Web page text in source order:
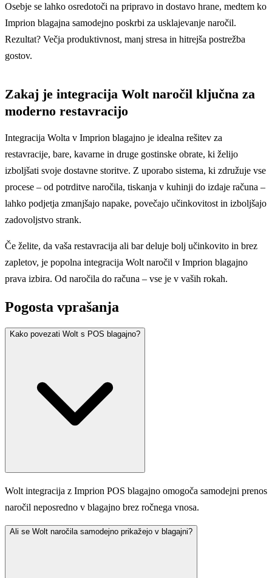
Osebje se lahko osredotoči na pripravo in dostavo hrane, medtem ko
Imprion blagajna samodejno poskrbi za usklajevanje naročil.
Rezultat? Večja produktivnost, manj stresa in hitrejša postrežba
gostov.
Zakaj je integracija Wolt naročil ključna za
moderno restavracijo
Integracija Wolta v Imprion blagajno je idealna rešitev za
restavracije, bare, kavarne in druge gostinske obrate, ki želijo
izboljšati svoje dostavne storitve. Z uporabo sistema, ki združuje vse
procese – od potrditve naročila, tiskanja v kuhinji do izdaje računa –
lahko podjetja zmanjšajo napake, povečajo učinkovitost in izboljšajo
zadovoljstvo strank.
Če želite, da vaša restavracija ali bar deluje bolj učinkovito in brez
zapletov, je popolna integracija Wolt naročil v Imprion blagajno
prava izbira. Od naročila do računa – vse je v vaših rokah.
Pogosta vprašanja
Kako povezati Wolt s POS blagajno?
Wolt integracija z Imprion POS blagajno omogoča samodejni prenos
naročil neposredno v blagajno brez ročnega vnosa.
Ali se Wolt naročila samodejno prikažejo v blagajni?